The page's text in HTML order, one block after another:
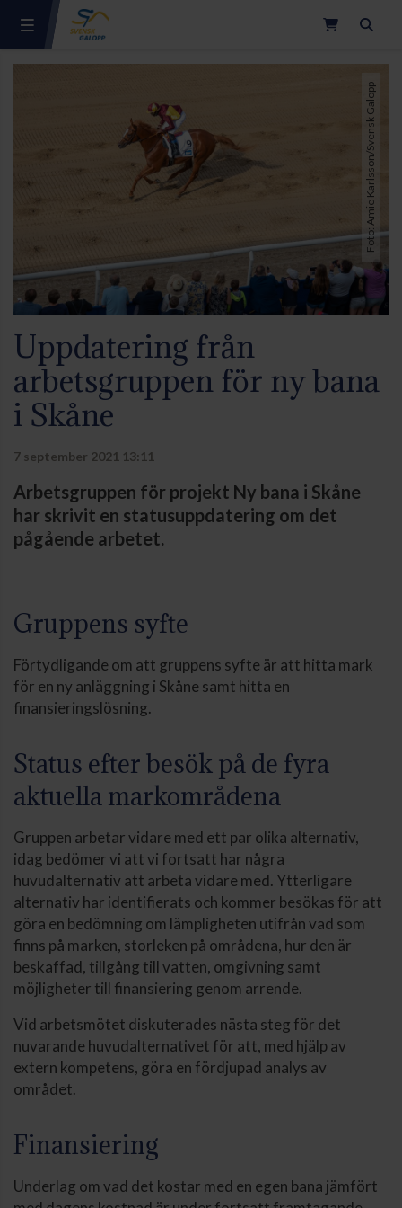
Foto: Amie Karlsson/Svensk Galopp
Uppdatering från
arbetsgruppen för ny bana
i Skåne
7 september 2021 13:11
Arbetsgruppen för projekt Ny bana i Skåne
har skrivit en statusuppdatering om det
pågående arbetet.
Gruppens syfte
Förtydligande om att gruppens syfte är att hitta mark
för en ny anläggning i Skåne samt hitta en
finansieringslösning.
Status efter besök på de fyra
aktuella markområdena
Gruppen arbetar vidare med ett par olika alternativ,
idag bedömer vi att vi fortsatt har några
huvudalternativ att arbeta vidare med. Ytterligare
alternativ har identifierats och kommer besökas för att
göra en bedömning om lämpligheten utifrån vad som
finns på marken, storleken på områdena, hur den är
beskaffad, tillgång till vatten, omgivning samt
möjligheter till finansiering genom arrende.
Vid arbetsmötet diskuterades nästa steg för det
nuvarande huvudalternativet för att, med hjälp av
extern kompetens, göra en fördjupad analys av
området.
Finansiering
Underlag om vad det kostar med en egen bana jämfört